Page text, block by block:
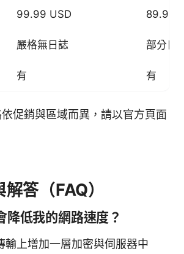
99.99 USD 89.99
嚴格無日誌 部分日
有 有
促銷與區域而異，請以官方頁面
答（FAQ）
降低我的網路速度？
輸上增加一層加密與伺服器中